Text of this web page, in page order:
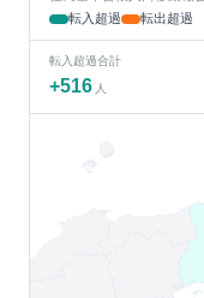
転入超過
転出超過
転入超過合計
+516 人